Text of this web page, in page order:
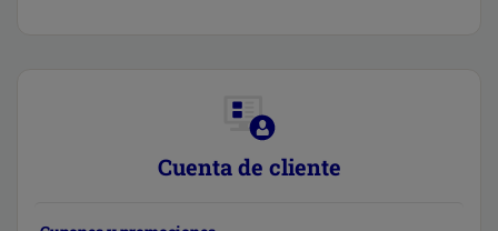
Cuenta de cliente